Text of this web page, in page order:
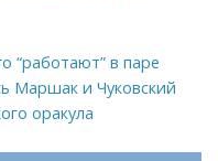
“работают” в паре
Маршак и Чуковский
оракула